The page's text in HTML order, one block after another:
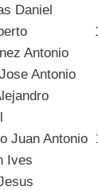
Jose
Juan